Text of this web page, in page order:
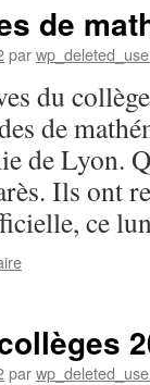
de
par
du
de
de Lyon.
Ils ont
ce
par